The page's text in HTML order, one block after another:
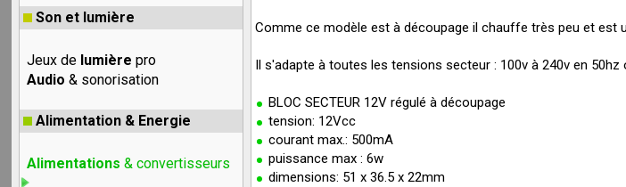
Son et lumière
Jeux de lumière pro
Audio & sonorisation
Alimentation & Energie
Alimentations & convertisseurs
Comme ce modèle est à découpage il chauffe très peu et est
Il s'adapte à toutes les tensions secteur : 100v à 240v en 50hz
BLOC SECTEUR 12V régulé à découpage
tension: 12Vcc
courant max.: 500mA
puissance max : 6w
dimensions: 51 x 36.5 x 22mm